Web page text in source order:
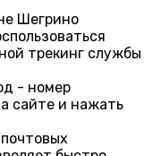
Шегрино
трекинг службы
- номер
сайте и нажать